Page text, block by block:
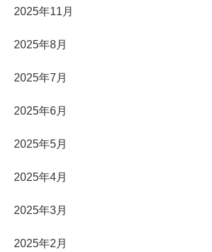
2025年11月
2025年8月
2025年7月
2025年6月
2025年5月
2025年4月
2025年3月
2025年2月